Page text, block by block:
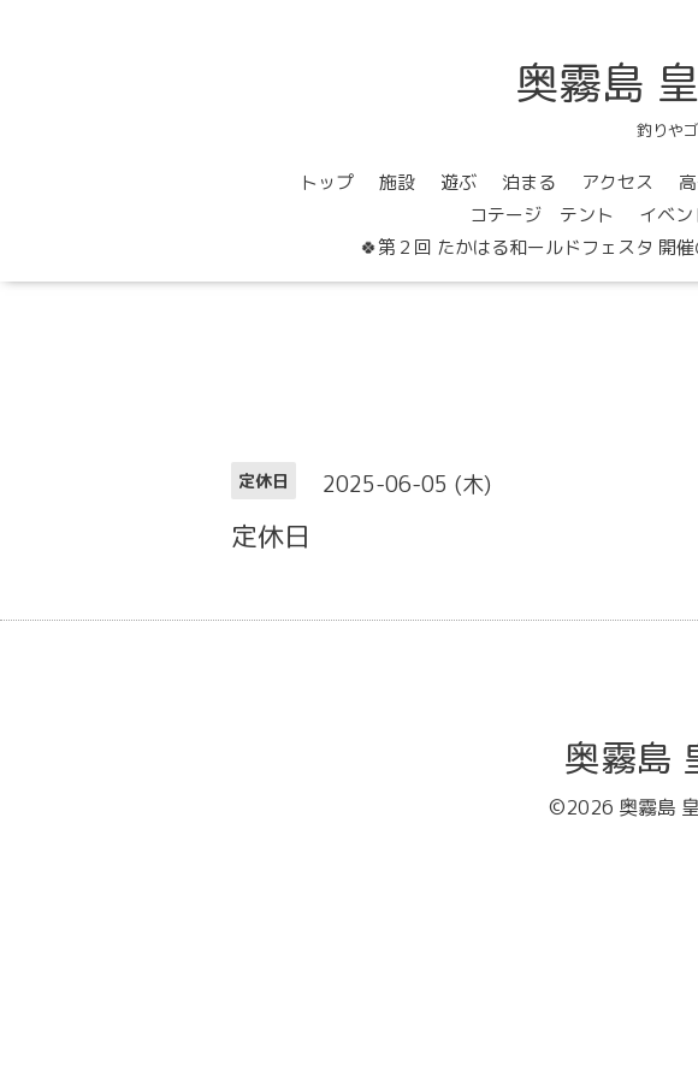
奥霧島
釣りや
トップ 施設 遊ぶ 泊まる アクセス
コテージ テント
イベ
🍀第２回 たかはる和ールドフェスタ 開
定休日 2025-06-05 (木)
定休日
奥霧島
©2026 奥霧島